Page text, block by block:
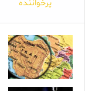
پرخواننده